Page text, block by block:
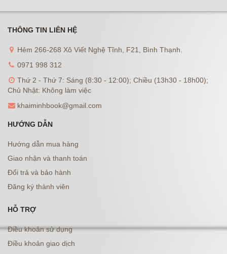
THÔNG TIN LIÊN HỆ
Hẻm 266-268 Xô Viết Nghệ Tĩnh, F21, Bình Thạnh.
0971 998 312
Thứ 2 - Thứ 7: Sáng (8:30 - 12:00); Chiều (13h30 - 18h00);
Chủ Nhật: Không làm việc
khaiminhbook@gmail.com
HƯỚNG DẪN
Hướng dẫn mua hàng
Giao nhận và thanh toán
Đổi trả và bảo hành
Đăng ký thành viên
HỖ TRỢ
Điều khoản sử dụng
Điều khoản giao dịch